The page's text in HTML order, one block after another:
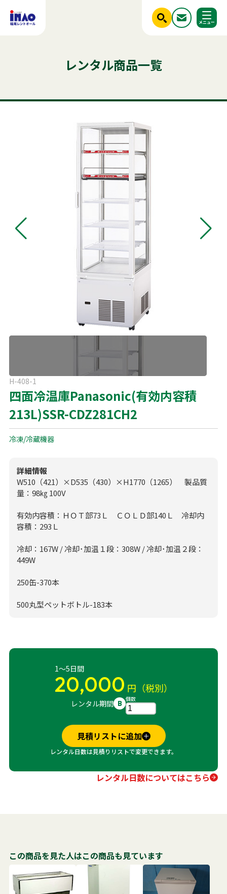
ご利用シーンから探す
はじめての方へ
店舗情報
新着情報
見積依頼フォーム
お問い合わせ
よくある質問
プライバシーポリシー
見積リスト
092-589-0170
受付時間: 8:30〜17:00（平日）
※最終受付16:30まで
甘木店 0946-24-7622
※最終受付16:30まで
メールお問い合わせ
閉じる
テントテーブル発電機椅子クーラーフライヤーベンチ冷凍
アルミトラス
ご利用シーンから探す
展示会用品 神事・セレモニー用品
模擬店用品
スポーツ
レンタル商品一覧
四面冷温庫Panasonic(有効内容積
213L)SSR-CDZ281CH2
H-408-1
冷凍/冷蔵機器
詳細情報
W510（421）×D535（430）×H1770（1265） 製品質
量：98㎏ 100V
有効内容積：ＨＯＴ部73Ｌ ＣＯＬＤ部140Ｌ 冷却内
容積：293Ｌ
冷却：167W / 冷却･加温１段：308W / 冷却･加温２段：
449W
250缶-370本
500丸型ペットボトル-183本
1～5日間
20,000 円（税別）
レンタル期間 B 個数
見積リストに追加
レンタル日数は見積りリストで変更できます。
レンタル日数についてはこちら
この商品を見た人はこの商品も見ています